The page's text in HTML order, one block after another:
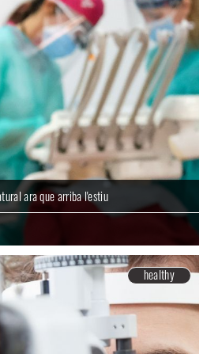
ara que arriba l'estiu
healthy